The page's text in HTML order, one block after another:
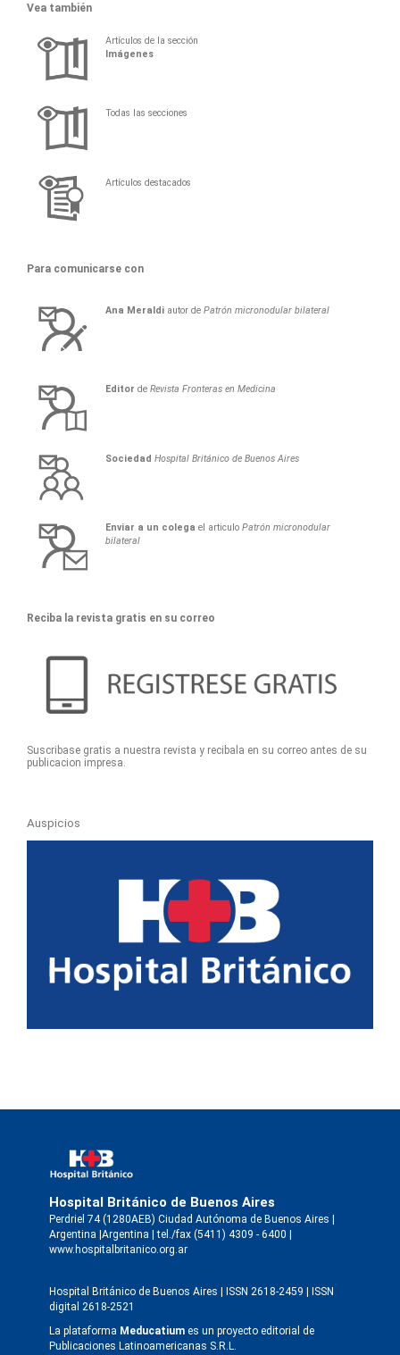
Vea también
Artículos de la sección
Imágenes
Todas las secciones
Artículos destacados
Para comunicarse con
Ana Meraldi autor dePatrón micronodular bilateral
Editor deRevista Fronteras en Medicina
Sociedad Hospital Británico de Buenos Aires
Enviar a un colega el articuloPatrón micronodular
bilateral
Reciba la revista gratis en su correo
Suscribase gratis a nuestra revista y recibala en su correo antes de su
publicacion impresa.
Auspicios
Hospital Británico de Buenos Aires
Perdriel 74 (1280AEB) Ciudad Autónoma de Buenos Aires |
Argentina |Argentina | tel./fax (5411) 4309 - 6400 |
www.hospitalbritanico.org.ar
Hospital Británico de Buenos Aires | ISSN 2618-2459 | ISSN
digital 2618-2521
La plataforma Meducatium es un proyecto editorial de
Publicaciones Latinoamericanas S.R.L.